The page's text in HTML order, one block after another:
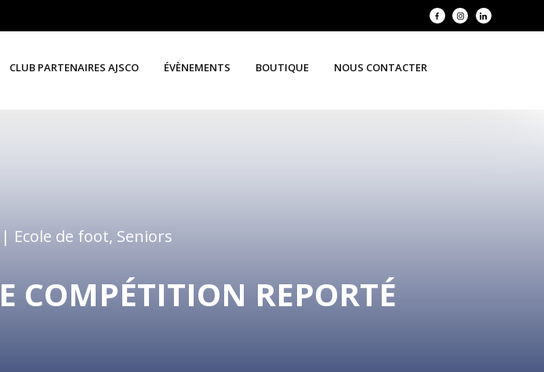
CLUB PARTENAIRES AJSCO ÉVÈNEMENTS BOUTIQUE NOUS CONTACTER
Ecole de foot, Seniors
COMPÉTITION REPORTÉ